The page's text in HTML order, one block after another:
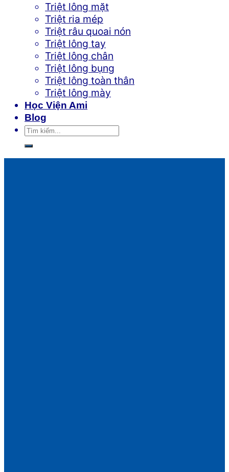
Triệt lông mặt
Triệt ria mép
Triệt râu quoai nón
Triệt lông tay
Triệt lông chân
Triệt lông bụng
Triệt lông toàn thân
Triệt lông mày
Học Viện Ami
Blog